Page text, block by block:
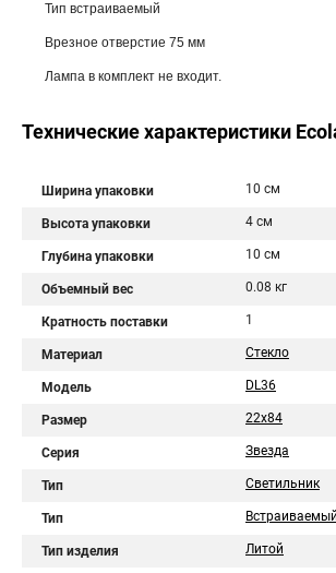
Тип встраиваемый
Врезное отверстие 75 мм
Лампа в комплект не входит.
Технические характеристики
Ширина упаковки 10 см
Высота упаковки 4 см
Глубина упаковки 10 см
Объемный вес 0.08 кг
Кратность поставки 1
Материал Стекло
Модель DL36
Размер 22x84
Серия Звезда
Тип Светильник
Тип
Тип изделия Литой